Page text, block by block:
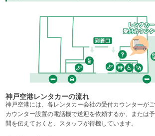
神戸空港レンタカーの流れ
神戸空港には、各レンタカー会社の受付カウンターがご
カウンター設置の電話機で送迎を依頼するか、または
間を伝えておくと、スタッフが待機しています。